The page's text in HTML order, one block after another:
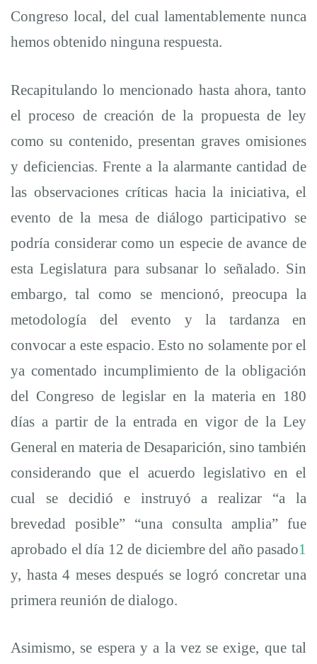
Congreso local, del cual lamentablemente nunca
hemos obtenido ninguna respuesta.
Recapitulando lo mencionado hasta ahora, tanto
el proceso de creación de la propuesta de ley
como su contenido, presentan graves omisiones
y deficiencias. Frente a la alarmante cantidad de
las observaciones críticas hacia la iniciativa, el
evento de la mesa de diálogo participativo se
podría considerar como un especie de avance de
esta Legislatura para subsanar lo señalado. Sin
embargo, tal como se mencionó, preocupa la
metodología del evento y la tardanza en
convocar a este espacio. Esto no solamente por el
ya comentado incumplimiento de la obligación
del Congreso de legislar en la materia en 180
días a partir de la entrada en vigor de la Ley
General en materia de Desaparición, sino también
considerando que el acuerdo legislativo en el
cual se decidió e instruyó a realizar “a la
brevedad posible” “una consulta amplia” fue
aprobado el día 12 de diciembre del año pasado1
y, hasta 4 meses después se logró concretar una
primera reunión de dialogo.
Asimismo, se espera y a la vez se exige, que tal